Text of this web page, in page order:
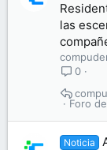
las
0
Foro
Noticia